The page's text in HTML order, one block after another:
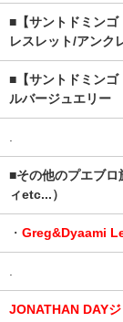
■【サントドミン
レスレット/アンク
■【サントドミン
ルバージュエリー
■その他のプエブ
ィetc...）
・ Greg&Dyaami
JONATHAN DAY